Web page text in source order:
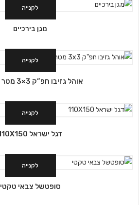
לקנייה
מגן בירכיים
לקנייה
אוהל גזיבו חפ”ק 3×3 מטר מקצועי
לקנייה
דגל ישראל 110X150
לקנייה
סופטשל צבאי טקטי